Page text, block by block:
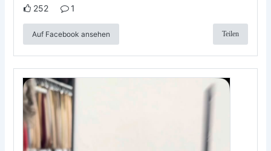
252 1
Auf Facebook ansehen Teilen